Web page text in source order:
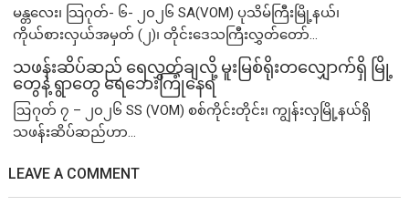
မန္တလေး၊ သြဂုတ်- ၆- ၂၀၂၆ SA(VOM) ပုသိမ်ကြီးမြို့နယ်၊
ကိုယ်စားလှယ်အမှတ် (၂)၊ တိုင်းဒေသကြီးလွှတ်တော်...
သဖန်းဆိပ်ဆည် ရေလွှတ်ချလို့ မူးမြစ်ရိုးတလျှောက်ရှိ မြို့
တွေနဲ့ ရွာတွေ ရေဘေးကြုံနေရ
ဩဂုတ် ၇ – ၂၀၂၆ SS (VOM) စစ်ကိုင်းတိုင်း၊ ကျွန်းလှမြို့နယ်ရှိ
သဖန်းဆိပ်ဆည်ဟာ...
LEAVE A COMMENT